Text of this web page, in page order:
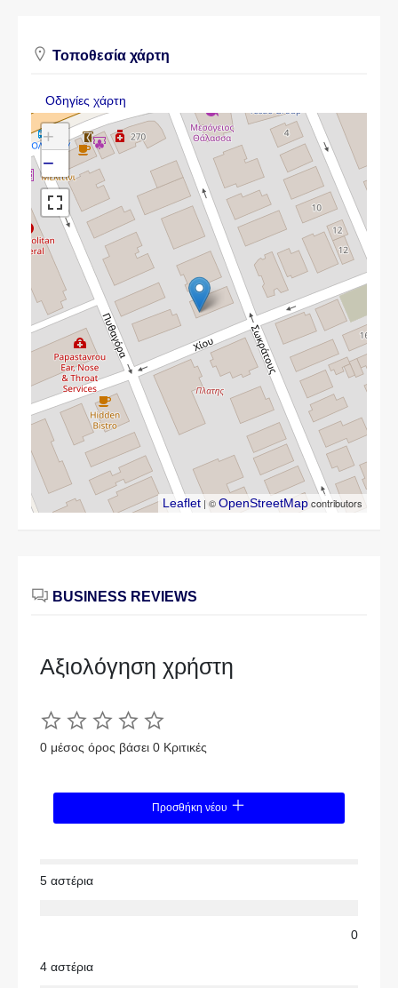
Τοποθεσία χάρτη
Οδηγίες χάρτη
+
−
Leaflet | ©OpenStreetMapcontributors
BUSINESS REVIEWS
Αξιολόγηση χρήστη
0 μέσος όρος βάσει 0 Κριτικές
Προσθήκη νέου
5 αστέρια
0
4 αστέρια